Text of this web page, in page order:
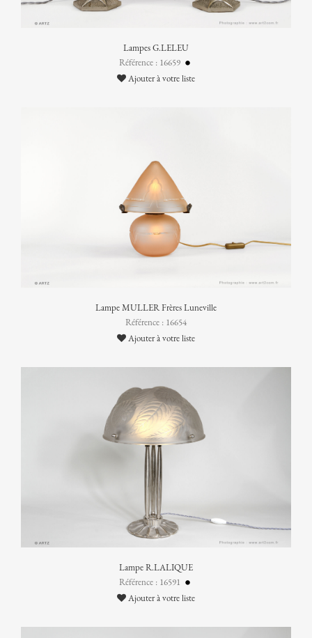
Lampes G.LELEU
Référence : 16659
Ajouter à votre liste
Lampe MULLER Frères Luneville
Référence : 16654
Ajouter à votre liste
Lampe R.LALIQUE
Référence : 16591
Ajouter à votre liste